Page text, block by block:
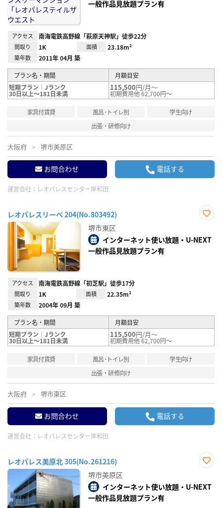
一般作品見放題プラン有
アクセス 南海電鉄高野線「萩原天神駅」徒歩22分
間取り 1K 面積 23.18m²
築年数 2011年 04月 築
プラン名・期間
月額目安
短期プラン｜Jランク
30日以上～181日未満
115,500円/月～
初期費用他 62,700円～
家具付賃貸 風呂･トイレ別
学生向け
出張・研修向け
大阪府 堺市美原区
お問合わせ 電話する
運営会社： レオパレスセンター岸和田
レオパレスリーベ 204(No.803492)
り登
録
堺市東区
インターネット使い放題・U-NEXT
一般作品見放題プラン有
アクセス 南海電鉄高野線「初芝駅」徒歩17分
間取り 1K 面積 22.35m²
築年数 2004年 09月 築
プラン名・期間
月額目安
短期プラン｜Jランク
30日以上～181日未満
115,500円/月～
初期費用他 62,700円～
家具付賃貸 風呂･トイレ別
学生向け
出張・研修向け
大阪府 堺市東区
お問合わせ 電話する
運営会社： レオパレスセンター岸和田
レオパレス美原北 305(No.261216)
り登
録
堺市美原区
インターネット使い放題・U-NEXT
一般作品見放題プラン有